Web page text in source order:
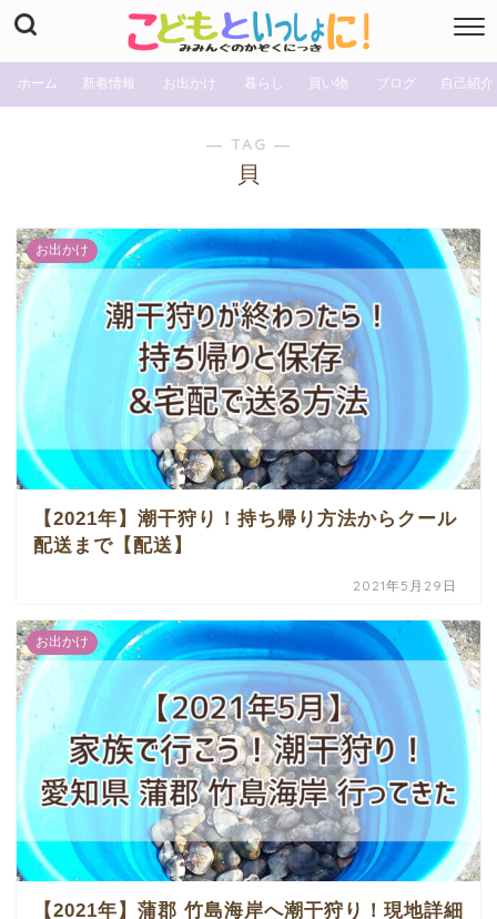
ホーム 新着情報 お出かけ 暮らし 買い物 ブログ 自己紹介
― TAG ―
貝
お出かけ
【2021年】潮干狩り！持ち帰り方法からクール
配送まで【配送】
2021年5月29日
お出かけ
【2021年】蒲郡 竹島海岸へ潮干狩り！現地詳細